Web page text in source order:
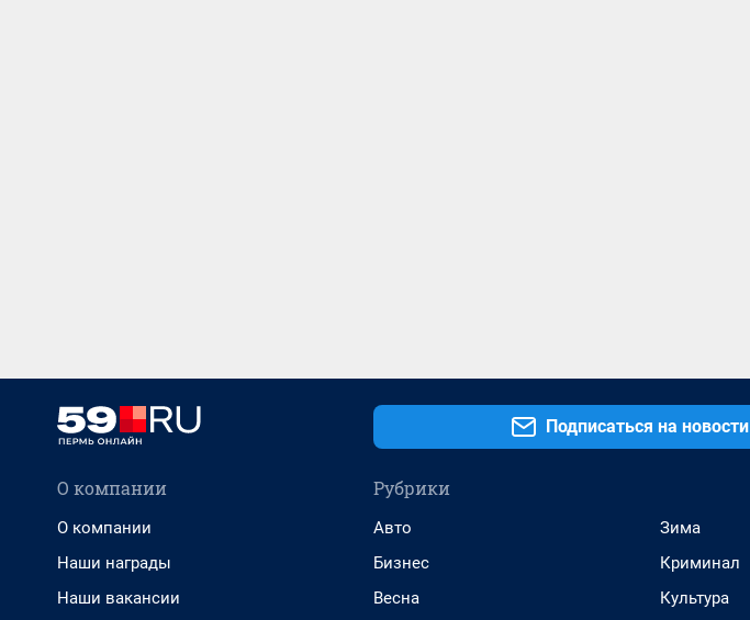
Подписаться на новости
О компании
О компании
Наши награды
Наши вакансии
Рубрики
Авто
Бизнес
Весна
Зима
Криминал
Культура